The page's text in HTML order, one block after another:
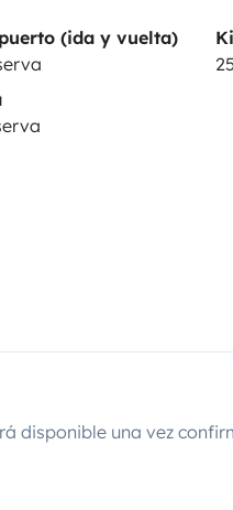
(ida y vuelta)
disponible una vez